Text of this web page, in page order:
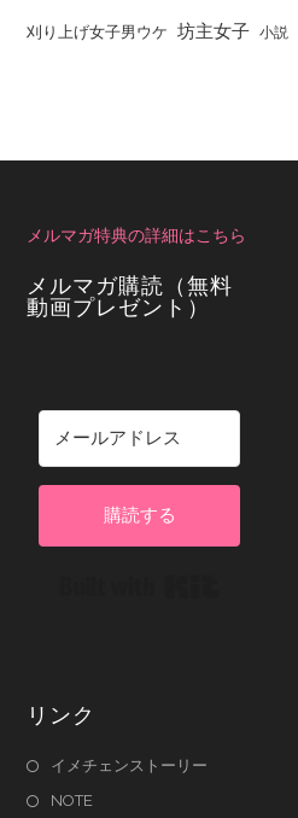
刈り上げ女子男ウケ 坊主女子 小説
メルマガ特典の詳細はこちら
メルマガ購読（無料
動画プレゼント）
購読する
リンク
イメチェンストーリー
NOTE